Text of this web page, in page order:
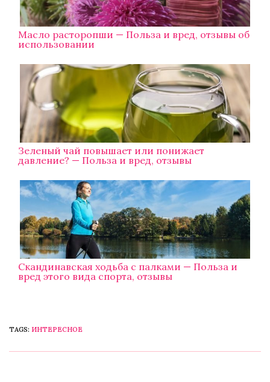
Масло расторопши — Польза и вред, отзывы об
использовании
Зеленый чай повышает или понижает
давление? — Польза и вред, отзывы
Скандинавская ходьба с палками — Польза и
вред этого вида спорта, отзывы
TAGS: ИНТЕРЕСНОЕ